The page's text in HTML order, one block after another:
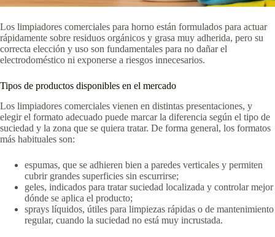
Los limpiadores comerciales para horno están formulados para actuar
rápidamente sobre residuos orgánicos y grasa muy adherida, pero su
correcta elección y uso son fundamentales para no dañar el
electrodoméstico ni exponerse a riesgos innecesarios.
Tipos de productos disponibles en el mercado
Los limpiadores comerciales vienen en distintas presentaciones, y
elegir el formato adecuado puede marcar la diferencia según el tipo de
suciedad y la zona que se quiera tratar. De forma general, los formatos
más habituales son:
espumas, que se adhieren bien a paredes verticales y permiten
cubrir grandes superficies sin escurrirse;
geles, indicados para tratar suciedad localizada y controlar mejor
dónde se aplica el producto;
sprays líquidos, útiles para limpiezas rápidas o de mantenimiento
regular, cuando la suciedad no está muy incrustada.